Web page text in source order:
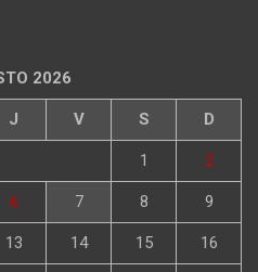
2026
J V S D
1 2
6 7 8 9
13 14 15 16